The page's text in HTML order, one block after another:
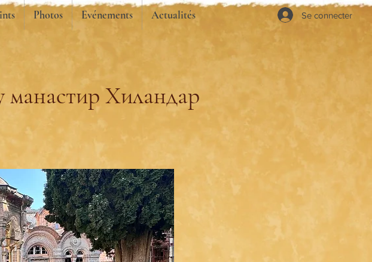
Photos Evénements Actualités Se connecter
манастир Хиландар